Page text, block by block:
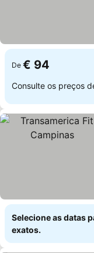
De € 94
Consulte os preços
Selecione as datas
exatos.